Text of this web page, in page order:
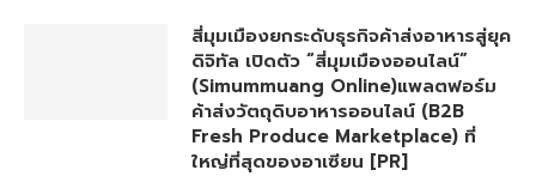
สี่มุมเมืองยกระดับธุรกิจค้าส่งอาหารสู่ยุค
ดิจิทัล เปิดตัว “สี่มุมเมืองออนไลน์”
(Simummuang Online)แพลตฟอร์ม
ค้าส่งวัตถุดิบอาหารออนไลน์ (B2B
Fresh Produce Marketplace) ที่
ใหญ่ที่สุดของอาเซียน [PR]